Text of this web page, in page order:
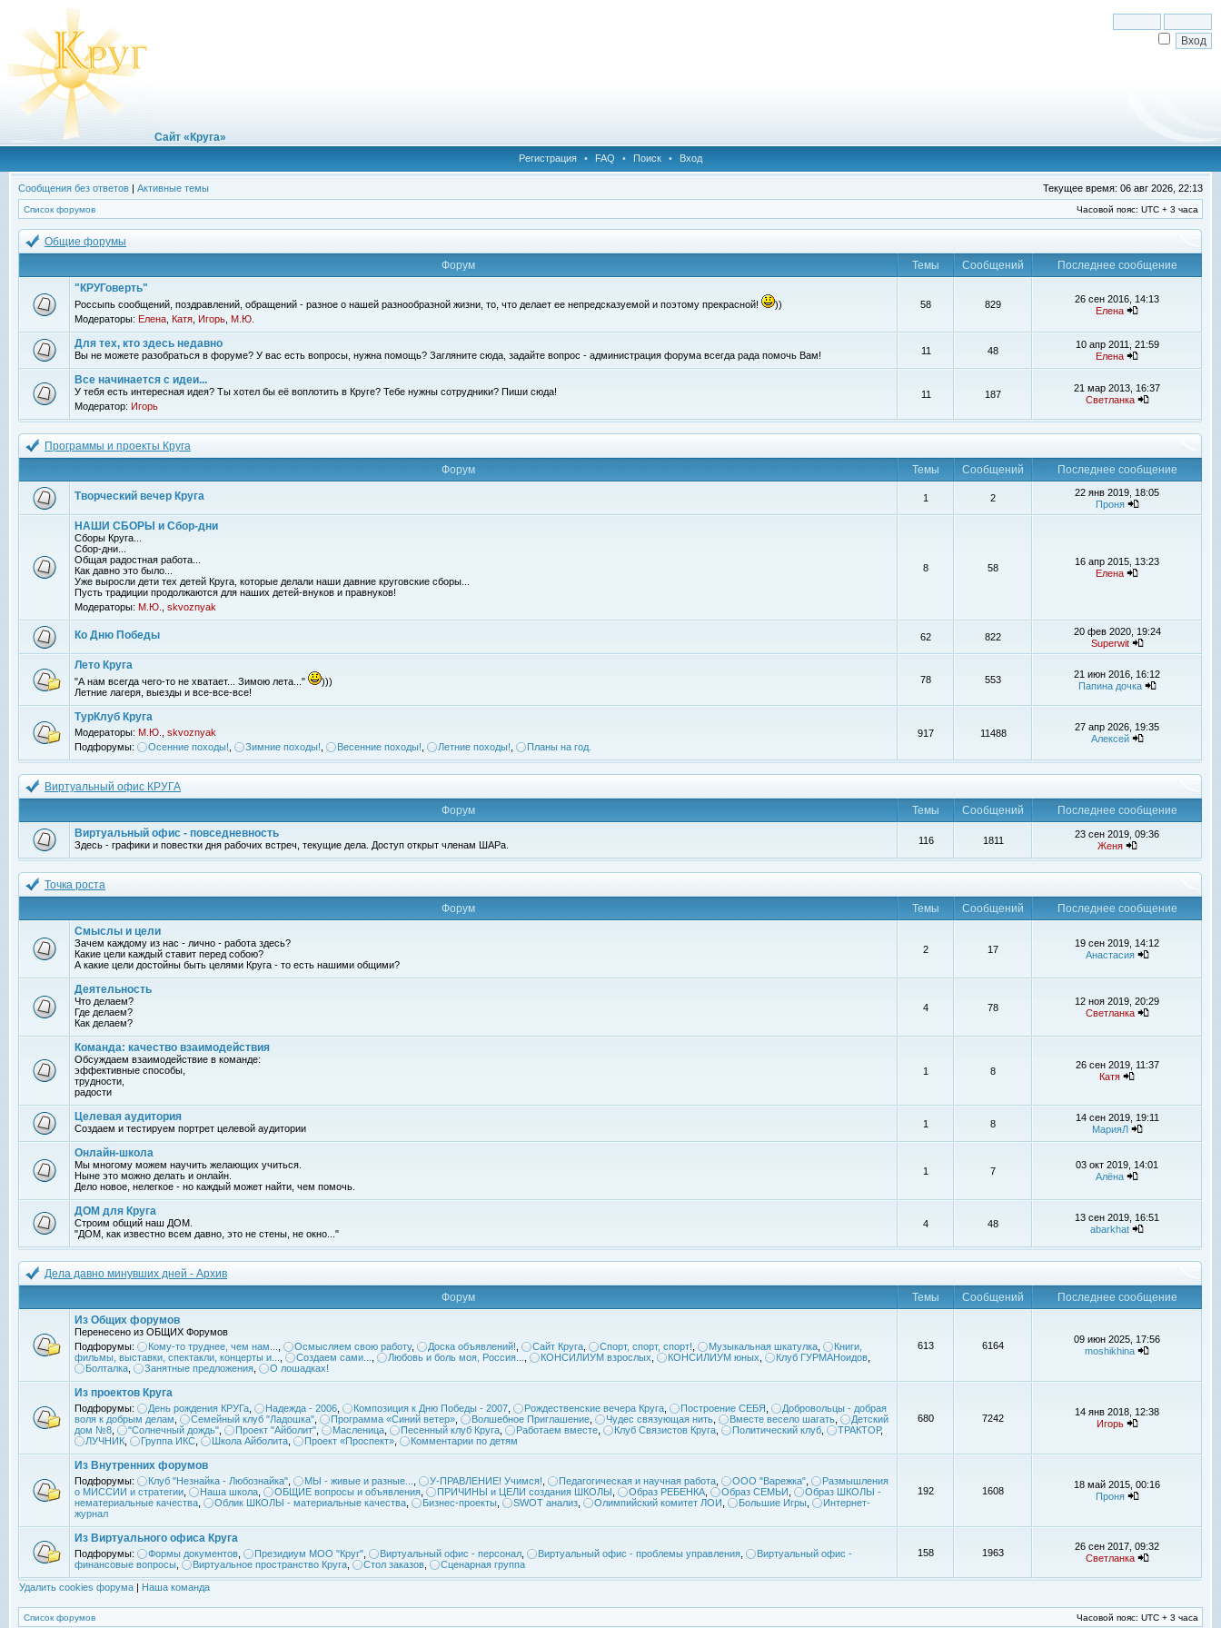
Сайт «Круга»
Регистрация • FAQ • Поиск • Вход
Сообщения без ответов | Активные темы Текущее время: 06 авг 2026, 22:13
Список форумов Часовой пояс: UTC + 3 часа
Общие форумы
Форум
Темы Сообщений
Последнее сообщение
"КРУГоверть"
Россыпь сообщений, поздравлений, обращений - разное о нашей разнообразной жизни, то, что делает ее непредсказуемой и поэтому прекрасной!
))
Модераторы: Елена Катя Игорь М.Ю.
58 829
26 сен 2016, 14:13
Елена
Для тех, кто здесь недавно
Вы не можете разобраться в форуме? У вас есть вопросы, нужна помощь? Загляните сюда, задайте вопрос - администрация форума всегда рада помочь Вам! 11 48
10 апр 2011, 21:59
Елена
Все начинается с идеи...
У тебя есть интересная идея? Ты хотел бы её воплотить в Круге? Тебе нужны сотрудники? Пиши сюда!
Модератор: Игорь
11 187
21 мар 2013, 16:37
Светланка
Программы и проекты Круга
Форум
Темы Сообщений Последнее сообщение
Творческий вечер Круга 1 2
22 янв 2019, 18:05
Проня
НАШИ СБОРЫ и Сбор-дни
Сборы Круга...
Сбор-дни...
Общая радостная работа...
Как давно это было...
Уже выросли дети тех детей Круга, которые делали наши давние круговские сборы...
Пусть традиции продолжаются для наших детей-внуков и правнуков!
Модераторы: М.Ю. skvoznyak
8 58
16 апр 2015, 13:23
Елена
Ко Дню Победы 62 822
20 фев 2020, 19:24
Superwit
Лето Круга
"А нам всегда чего-то не хватает... Зимою лета..."
)))
Летние лагеря, выезды и все-все-все!
78 553
21 июн 2016, 16:12
Папина дочка
ТурКлуб Круга
Модераторы: М.Ю.
skvoznyak
Подфорумы:
Осенние походы! Зимние походы! Весенние походы! Летние походы! Планы на год.
917 11488
27 апр 2026, 19:35
Алексей
Виртуальный офис КРУГА
Форум
Темы Сообщений
Последнее сообщение
Виртуальный офис - повседневность
Здесь - графики и повестки дня рабочих встреч, текущие дела. Доступ открыт членам ШАРа. 116 1811
23 сен 2019, 09:36
Женя
Точка роста
Форум
Темы Сообщений
Последнее сообщение
Смыслы и цели
Зачем каждому из нас - лично - работа здесь?
Какие цели каждый ставит перед собою?
А какие цели достойны быть целями Круга - то есть нашими общими?
2 17
19 сен 2019, 14:12
Анастасия
Деятельность
Что делаем?
Где делаем?
Как делаем?
4 78
12 ноя 2019, 20:29
Светланка
Команда: качество взаимодействия
Обсуждаем взаимодействие в команде:
эффективные способы,
трудности,
радости
1 8
26 сен 2019, 11:37
Катя
Целевая аудитория
Создаем и тестируем портрет целевой аудитории 1 8
14 сен 2019, 19:11
МарияЛ
Онлайн-школа
Мы многому можем научить желающих учиться.
Ныне это можно делать и онлайн.
Дело новое, нелегкое - но каждый может найти, чем помочь.
1 7
03 окт 2019, 14:01
Алёна
ДОМ для Круга
Строим общий наш ДОМ.
"ДОМ, как известно всем давно, это не стены, не окно..."
4 48
13 сен 2019, 16:51
abarkhat
Дела давно минувших дней - Архив
Форум
Темы Сообщений
Последнее сообщение
Из Общих форумов
Перенесено из ОБЩИХ Форумов
Подфорумы:
Кому-то труднее, чем нам... Осмысляем свою работу, Доска объявлений! Сайт Круга Спорт, спорт, спорт! Музыкальная шкатулка
Книги,
фильмы, выставки, спектакли, концерты и...
Создаем сами... Любовь и боль моя, Россия... КОНСИЛИУМ взрослых КОНСИЛИУМ юных Клуб ГУРМАНоидов
Болталка
Занятные предложения О лошадках!
613 6164
09 июн 2025, 17:56
moshikhina
Из проектов Круга
Подфорумы: День рождения КРУГа Надежда - 2006 Композиция к Дню Победы - 2007 Рождественские вечера Круга Построение СЕБЯ
Добровольцы - добрая
воля к добрым делам
Семейный клуб "Ладошка" Программа «Синий ветер» Волшебное Приглашение Чудес связующая нить Вместе весело шагать
Детский
дом №8
"Солнечный дождь" Проект "Айболит" Масленица Песенный клуб Круга Работаем вместе Клуб Связистов Круга Политический клуб ТРАКТОР,
ЛУЧНИК
Группа ИКС Школа Айболита Проект «Проспект» Комментарии по детям
680 7242
14 янв 2018, 12:38
Игорь
Из Внутренних форумов
Подфорумы: Клуб "Незнайка - Любознайка" МЫ - живые и разные... У-ПРАВЛЕНИЕ! Учимся! Педагогическая и научная работа ООО "Варежка"
Размышления
о МИССИИ и стратегии
Наша школа ОБЩИЕ вопросы и объявления ПРИЧИНЫ и ЦЕЛИ создания ШКОЛЫ Образ РЕБЕНКА Образ СЕМЬИ
Образ ШКОЛЫ -
нематериальные качества
Облик ШКОЛЫ - материальные качества Бизнес-проекты SWOT анализ Олимпийский комитет ЛОИ Большие Игры
Интернет-
журнал
192 1608
18 май 2015, 00:16
Проня
Из Виртуального офиса Круга
Подфорумы: Формы документов Президиум МОО "Круг" Виртуальный офис - персонал Виртуальный офис - проблемы управления
Виртуальный офис -
финансовые вопросы
Виртуальное пространство Круга Стол заказов Сценарная группа
158 1963
26 сен 2017, 09:32
Светланка
Удалить cookies форума | Наша команда
Список форумов Часовой пояс: UTC + 3 часа